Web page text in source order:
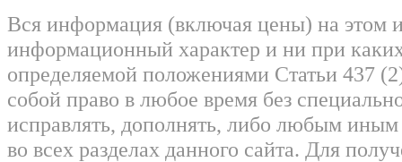
Вся информация (включая цены) на этом
информационный характер и ни при
определяемой положениями Статьи 437
собой право в любое время без
исправлять, дополнять, либо любым
во всех разделах данного сайта. Для